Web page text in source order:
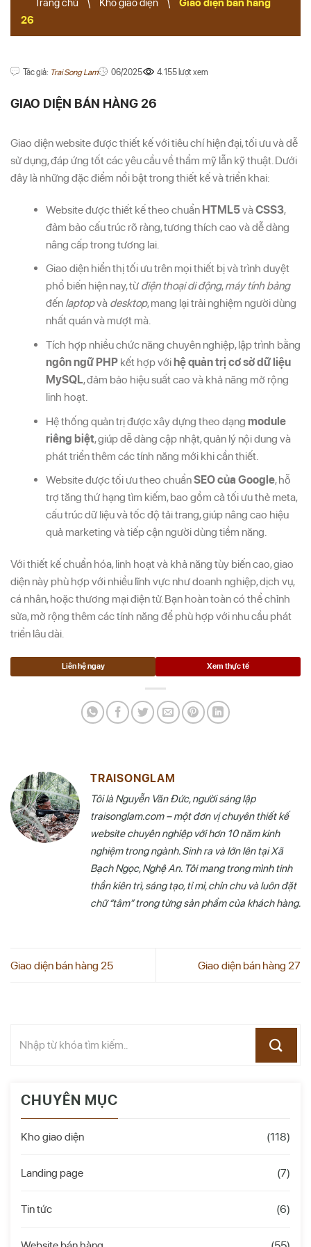
Trang chủ \ Kho giao diện \
Giao diện bán hàng
26
Tác giả: Trai Song Lam 06/2025 4.155 lượt xem
GIAO DIỆN BÁN HÀNG 26
Giao diện website được thiết kế với tiêu chí hiện đại, tối ưu và dễ
sử dụng, đáp ứng tốt các yêu cầu về thẩm mỹ lẫn kỹ thuật. Dưới
đây là những đặc điểm nổi bật trong thiết kế và triển khai:
Website được thiết kế theo chuẩn HTML5vàCSS3,
đảm bảo cấu trúc rõ ràng, tương thích cao và dễ dàng
nâng cấp trong tương lai.
Giao diện hiển thị tối ưu trên mọi thiết bị và trình duyệt
phổ biến hiện nay, từ điện thoại di động,máy tính bảng
đến laptopvà desktop, mang lại trải nghiệm người dùng
nhất quán và mượt mà.
Tích hợp nhiều chức năng chuyên nghiệp, lập trình bằng
ngôn ngữ PHPkết hợp vớihệ quản trị cơ sở dữ liệu
MySQL, đảm bảo hiệu suất cao và khả năng mở rộng
linh hoạt.
Hệ thống quản trị được xây dựng theo dạng module
riêng biệt, giúp dễ dàng cập nhật, quản lý nội dung và
phát triển thêm các tính năng mới khi cần thiết.
Website được tối ưu theo chuẩnSEO của Google, hỗ
trợ tăng thứ hạng tìm kiếm, bao gồm cả tối ưu thẻ meta,
cấu trúc dữ liệu và tốc độ tải trang, giúp nâng cao hiệu
quả marketing và tiếp cận người dùng tiềm năng.
Với thiết kế chuẩn hóa, linh hoạt và khả năng tùy biến cao, giao
diện này phù hợp với nhiều lĩnh vực như doanh nghiệp, dịch vụ,
cá nhân, hoặc thương mại điện tử. Bạn hoàn toàn có thể chỉnh
sửa, mở rộng thêm các tính năng để phù hợp với nhu cầu phát
triển lâu dài.
Liên hệ ngay Xem thực tế
TRAISONGLAM
Tôi là Nguyễn Văn Đức, người sáng lập
traisonglam.com – một đơn vị chuyên thiết kế
website chuyên nghiệp với hơn 10 năm kinh
nghiệm trong ngành. Sinh ra và lớn lên tại Xã
Bạch Ngọc, Nghệ An. Tôi mang trong mình tinh
thần kiên trì, sáng tạo, tỉ mỉ, chỉn chu và luôn đặt
chữ “tâm” trong từng sản phẩm của khách hàng.
Giao diện bán hàng 25 Giao diện bán hàng 27
CHUYÊN MỤC
Kho giao diện (118)
Landing page (7)
Tin tức (6)